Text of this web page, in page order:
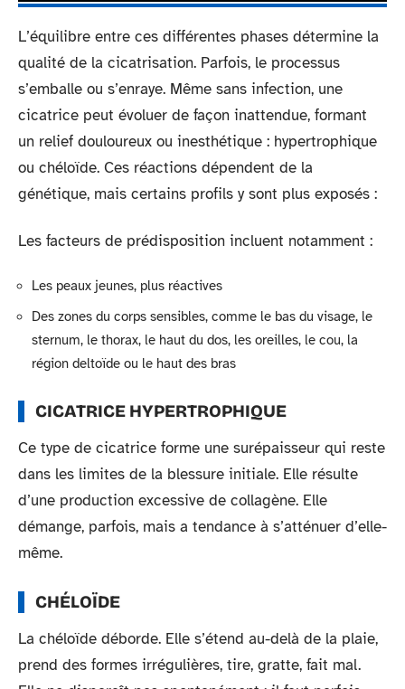
L’équilibre entre ces différentes phases détermine la
qualité de la cicatrisation. Parfois, le processus
s’emballe ou s’enraye. Même sans infection, une
cicatrice peut évoluer de façon inattendue, formant
un relief douloureux ou inesthétique : hypertrophique
ou chéloïde. Ces réactions dépendent de la
génétique, mais certains profils y sont plus exposés :
Les facteurs de prédisposition incluent notamment :
Les peaux jeunes, plus réactives
Des zones du corps sensibles, comme le bas du visage, le
sternum, le thorax, le haut du dos, les oreilles, le cou, la
région deltoïde ou le haut des bras
CICATRICE HYPERTROPHIQUE
Ce type de cicatrice forme une surépaisseur qui reste
dans les limites de la blessure initiale. Elle résulte
d’une production excessive de collagène. Elle
démange, parfois, mais a tendance à s’atténuer d’elle-
même.
CHÉLOÏDE
La chéloïde déborde. Elle s’étend au-delà de la plaie,
prend des formes irrégulières, tire, gratte, fait mal.